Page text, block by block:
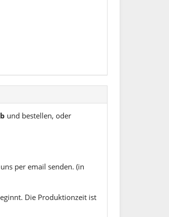
und bestellen, oder
per email senden. (in
Die Produktionzeit ist